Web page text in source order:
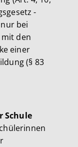
-
bei
den
einer
(§ 83
Schule